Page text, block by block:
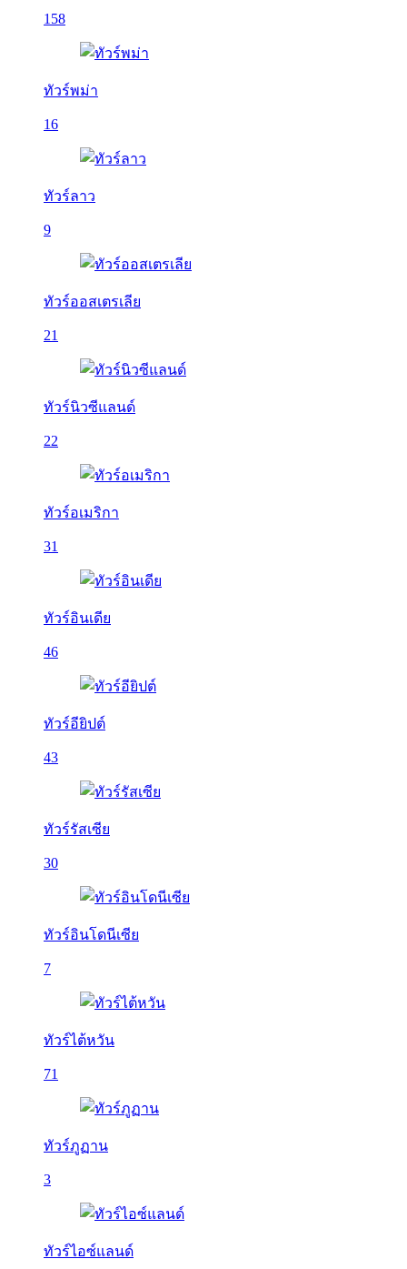
158
ทัวร์พม่า
16
ทัวร์ลาว
9
ทัวร์ออสเตรเลีย
21
ทัวร์นิวซีแลนด์
22
ทัวร์อเมริกา
31
ทัวร์อินเดีย
46
ทัวร์อียิปต์
43
ทัวร์รัสเซีย
30
ทัวร์อินโดนีเซีย
7
ทัวร์ไต้หวัน
71
ทัวร์ภูฏาน
3
ทัวร์ไอซ์แลนด์